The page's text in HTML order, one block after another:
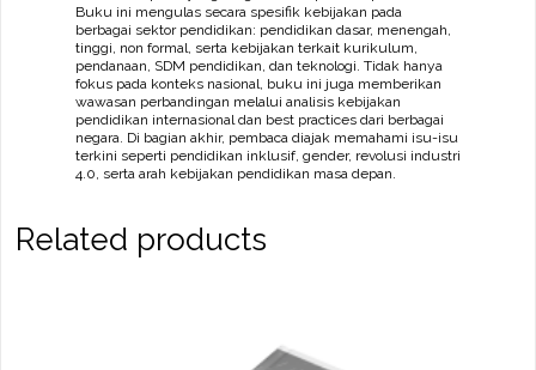
Buku ini mengulas secara spesifik kebijakan pada
berbagai sektor pendidikan: pendidikan dasar, menengah,
tinggi, non formal, serta kebijakan terkait kurikulum,
pendanaan, SDM pendidikan, dan teknologi. Tidak hanya
fokus pada konteks nasional, buku ini juga memberikan
wawasan perbandingan melalui analisis kebijakan
pendidikan internasional dan best practices dari berbagai
negara. Di bagian akhir, pembaca diajak memahami isu-isu
terkini seperti pendidikan inklusif, gender, revolusi industri
4.0, serta arah kebijakan pendidikan masa depan.
Related products